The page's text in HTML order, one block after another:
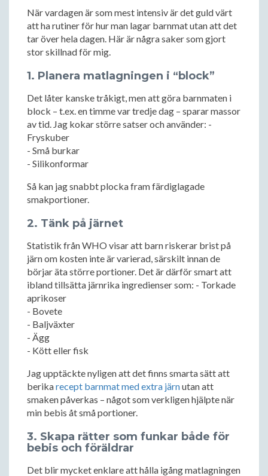
När vardagen är som mest intensiv är det guld värt
att ha rutiner för hur man lagar barnmat utan att det
tar över hela dagen. Här är några saker som gjort
stor skillnad för mig.
1. Planera matlagningen i “block”
Det låter kanske tråkigt, men att göra barnmaten i
block – t.ex. en timme var tredje dag – sparar massor
av tid. Jag kokar större satser och använder: -
Fryskuber
- Små burkar
- Silikonformar
Så kan jag snabbt plocka fram färdiglagade
smakportioner.
2. Tänk på järnet
Statistik från WHO visar att barn riskerar brist på
järn om kosten inte är varierad, särskilt innan de
börjar äta större portioner. Det är därför smart att
ibland tillsätta järnrika ingredienser som: - Torkade
aprikoser
- Bovete
- Baljväxter
- Ägg
- Kött eller fisk
Jag upptäckte nyligen att det finns smarta sätt att
berikarecept barnmat med extra järnutan att
smaken påverkas – något som verkligen hjälpte när
min bebis åt små portioner.
3. Skapa rätter som funkar både för
bebis och föräldrar
Det blir mycket enklare att hålla igång matlagningen